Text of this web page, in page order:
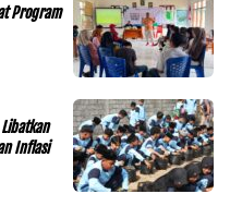
Program
Inflasi